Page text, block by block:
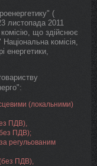
(
листопада 2011
що здійснює
комісія,
енергетики,
(локальними)
ПДВ),
ПДВ);
регульованим
ПДВ),